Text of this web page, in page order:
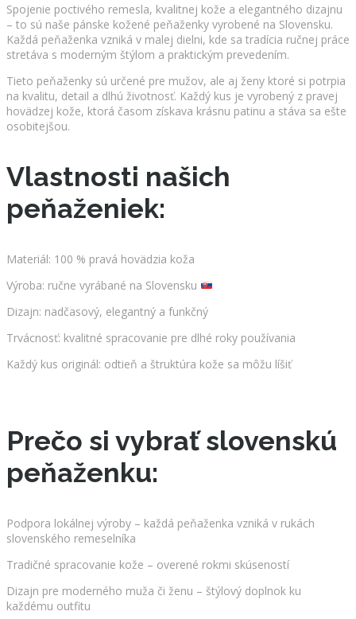
Spojenie poctivého remesla, kvalitnej kože a elegantného dizajnu
– to sú naše pánske kožené peňaženky vyrobené na Slovensku.
Každá peňaženka vzniká v malej dielni, kde sa tradícia ručnej práce
stretáva s moderným štýlom a praktickým prevedením.
Tieto peňaženky sú určené pre mužov, ale aj ženy ktoré si potrpia
na kvalitu, detail a dlhú životnosť. Každý kus je vyrobený z pravej
hovädzej kože, ktorá časom získava krásnu patinu a stáva sa ešte
osobitejšou.
Vlastnosti našich
peňaženiek:
Materiál: 100 % pravá hovädzia koža
Výroba: ručne vyrábané na Slovensku
Dizajn: nadčasový, elegantný a funkčný
Trvácnosť: kvalitné spracovanie pre dlhé roky používania
Každý kus originál: odtieň a štruktúra kože sa môžu líšiť
Prečo si vybrať slovenskú
peňaženku:
Podpora lokálnej výroby – každá peňaženka vzniká v rukách
slovenského remeselníka
Tradičné spracovanie kože – overené rokmi skúseností
Dizajn pre moderného muža či ženu – štýlový doplnok ku
každému outfitu